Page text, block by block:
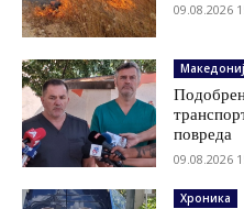
09.08.2026
повреда
09.08.2026
Хроника